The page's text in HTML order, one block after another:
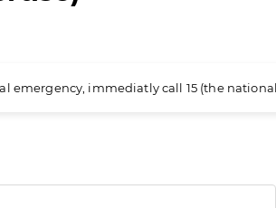
emergency, immediatly call 15 (the